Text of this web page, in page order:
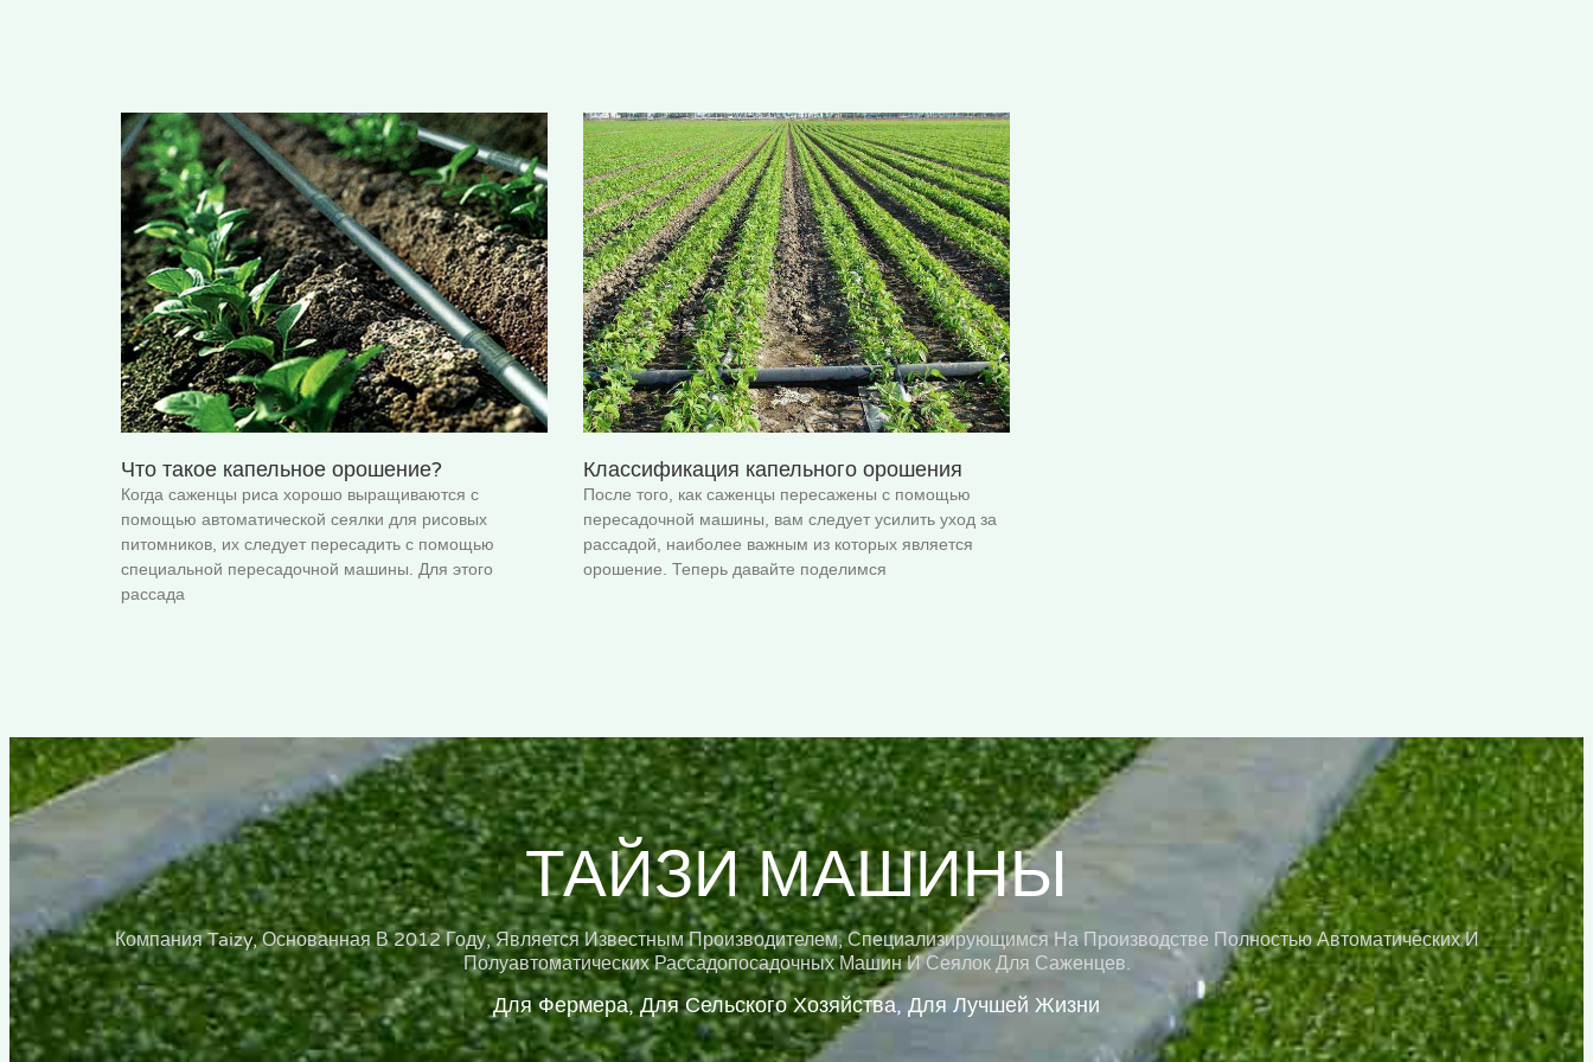
Что такое капельное орошение?
Когда саженцы риса хорошо выращиваются с
помощью автоматической сеялки для рисовых
питомников, их следует пересадить с помощью
специальной пересадочной машины. Для этого
рассада
Классификация капельного орошения
После того, как саженцы пересажены с помощью
пересадочной машины, вам следует усилить уход за
рассадой, наиболее важным из которых является
орошение. Теперь давайте поделимся
ТАЙЗИ МАШИНЫ
Компания Taizy, Основанная В 2012 Году, Является Известным Производителем, Специализирующимся На Производстве Полностью Автоматических И
Полуавтоматических Рассадопосадочных Машин И Сеялок Для Саженцев.
Для Фермера, Для Сельского Хозяйства, Для Лучшей Жизни